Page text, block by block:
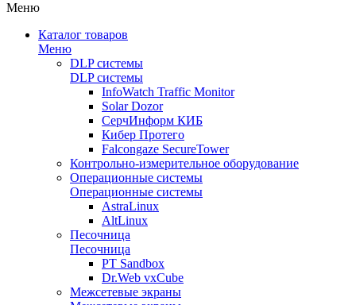
Меню
Каталог товаров
Меню
DLP системы
DLP системы
InfoWatch Traffic Monitor
Solar Dozor
СерчИнформ КИБ
Кибер Протего
Falcongaze SecureTower
Контрольно-измерительное оборудование
Операционные системы
Операционные системы
AstraLinux
AltLinux
Песочница
Песочница
PT Sandbox
Dr.Web vxCube
Межсетевые экраны